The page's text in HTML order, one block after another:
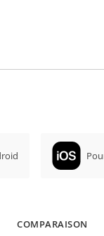
COMPARAISON